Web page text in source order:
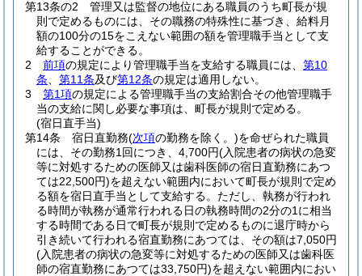
第13条の2
管理又は監督の地位にある職員のうち町長が規
則で定めるものには、その職務の特殊性に基づき、給料月
額の100分の15をこえない範囲の額を管理職手当として支
給することができる。
2
前項の規定により管理職手当を支給する職員には、 第10
条
第11条及び第12条の規定は適用しない。
3
第1項の規定による管理職手当の支給割合その他管理職手
当の支給に関し必要な事項は、町長が規則で定める。
(宿日直手当)
第14条
宿日直勤務(次項の勤務を除く。)を命ぜられた職員
には、その勤務1回につき、4,700円(入院患者の病状の急変
等に対処するための医師又は歯科医師の宿日直勤務にあつ
ては22,500円)を超えない範囲内において町長が規則で定め
る額を宿日直手当として支給する。 ただし、執務が行われ
る時間が執務が通常行われる日の執務時間の2分の1に相当
する時間である日で町長が規則で定めるものに退庁時から
引き続いて行われる宿直勤務にあつては、その額は7,050円
(入院患者の病状の急変等に対処するための医師又は歯科医
師の宿直勤務にあつては33,750円)を超えない範囲内におい